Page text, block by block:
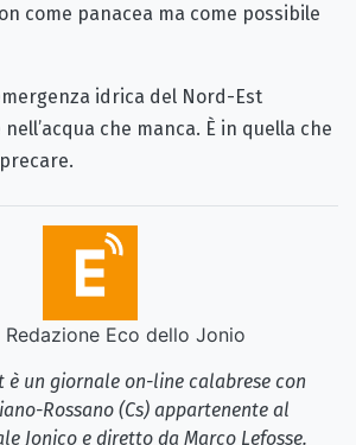
come panacea ma come possibile
idrica del Nord-Est
che manca. È in quella che
Redazione Eco dello Jonio
è un giornale on-line calabrese con
Rossano (Cs) appartenente al
Jonico e diretto da Marco Lefosse.